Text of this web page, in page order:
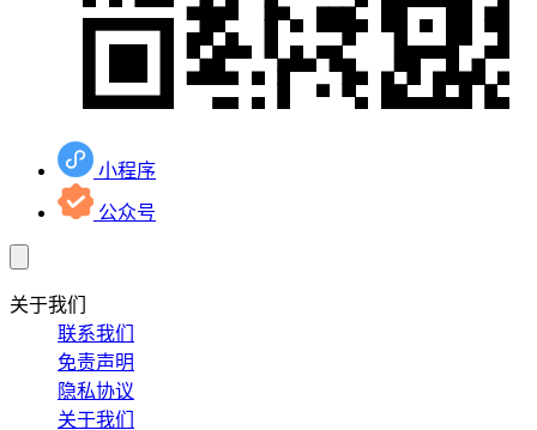
小程序
公众号
关于我们
联系我们
免责声明
隐私协议
关于我们